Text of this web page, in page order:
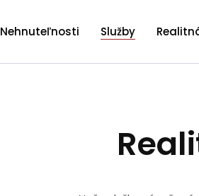
Nehnuteľnosti Služby